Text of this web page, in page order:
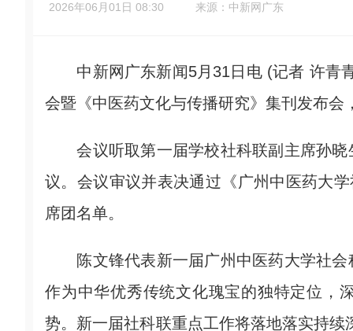
2026年06月01日 08:30 来源：中新网广东
中新网广东新闻5月31日电 (记者 许青
会暨《中医药文化与传播研究》集刊发布会
会议听取第一届学校社科联副主席孙晓
议。会议审议并表决通过《广州中医药大
席团名单。
陈文锋代表新一届广州中医药大学社会
作为中华优秀传统文化瑰宝的独特定位，
势。新一届社科联重点工作将落地落实持